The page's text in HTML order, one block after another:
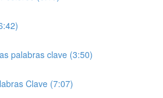
palabras clave (3:50)
Clave (7:07)